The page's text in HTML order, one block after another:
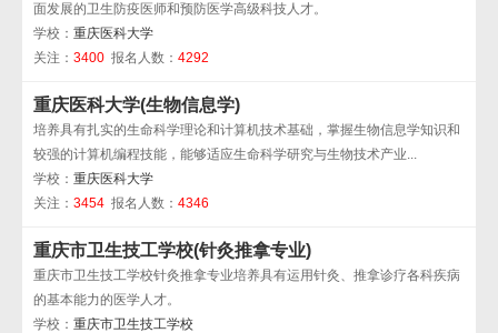
面发展的卫生防疫医师和预防医学高级科技人才。
学校： 重庆医科大学
关注： 3400 报名人数： 4292
重庆医科大学(生物信息学)
培养具有扎实的生命科学理论和计算机技术基础，掌握生物信息学知识和
较强的计算机编程技能，能够适应生命科学研究与生物技术产业...
学校： 重庆医科大学
关注： 3454 报名人数： 4346
重庆市卫生技工学校(针灸推拿专业)
重庆市卫生技工学校针灸推拿专业培养具有运用针灸、推拿诊疗各科疾病
的基本能力的医学人才。
学校： 重庆市卫生技工学校